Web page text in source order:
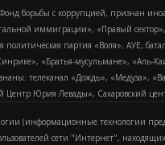
борьбы с коррупцией, признан
иммиграции», «Правый
политическая партия «Воля»,
«Братья-мусульмане»,
телеканал «Дождь», «Медуза»,
Юрия Левады», Сахаровский
(информационные технологии
сети "Интернет",